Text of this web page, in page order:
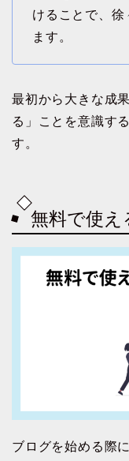
けることで、徐
ます。
最初から大きな成
る」ことを意識す
す。
無料で使え
ブログを始める際